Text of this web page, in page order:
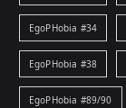
EgoPHobia #34
EgoPHobia #38
EgoPHobia #89/90